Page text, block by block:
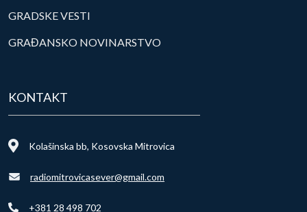
GRADSKE VESTI
GRAĐANSKO NOVINARSTVO
KONTAKT
Kolašinska bb, Kosovska Mitrovica
radiomitrovicasever@gmail.com
+381 28 498 702